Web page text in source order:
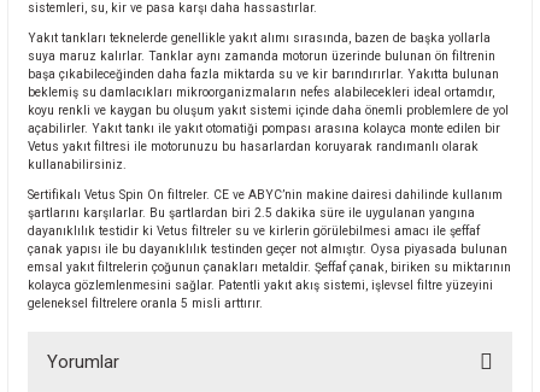
sistemleri, su, kir ve pasa karşı daha hassastırlar.
Yakıt tankları teknelerde genellikle yakıt alımı sırasında, bazen de başka yollarla
suya maruz kalırlar. Tanklar aynı zamanda motorun üzerinde bulunan ön filtrenin
başa çıkabileceğinden daha fazla miktarda su ve kir barındırırlar. Yakıtta bulunan
beklemiş su damlacıkları mikroorganizmaların nefes alabilecekleri ideal ortamdır,
koyu renkli ve kaygan bu oluşum yakıt sistemi içinde daha önemli problemlere de yol
açabilirler. Yakıt tankı ile yakıt otomatiği pompası arasına kolayca monte edilen bir
Vetus yakıt filtresi ile motorunuzu bu hasarlardan koruyarak randımanlı olarak
kullanabilirsiniz.
Sertifikalı Vetus Spin On filtreler. CE ve ABYC’nin makine dairesi dahilinde kullanım
şartlarını karşılarlar. Bu şartlardan biri 2.5 dakika süre ile uygulanan yangına
dayanıklılık testidir ki Vetus filtreler su ve kirlerin görülebilmesi amacı ile şeffaf
çanak yapısı ile bu dayanıklılık testinden geçer not almıştır. Oysa piyasada bulunan
emsal yakıt filtrelerin çoğunun çanakları metaldir. Şeffaf çanak, biriken su miktarının
kolayca gözlemlenmesini sağlar. Patentli yakıt akış sistemi, işlevsel filtre yüzeyini
geleneksel filtrelere oranla 5 misli arttırır.
Yorumlar